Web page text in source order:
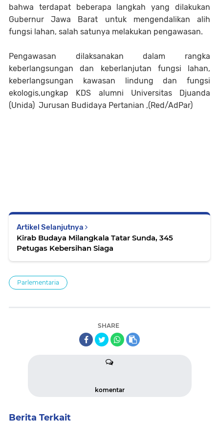
bahwa terdapat beberapa langkah yang dilakukan
Gubernur Jawa Barat untuk mengendalikan alih
fungsi lahan, salah satunya melakukan pengawasan.
Pengawasan dilaksanakan dalam rangka
keberlangsungan dan keberlanjutan fungsi lahan,
keberlangsungan kawasan lindung dan fungsi
ekologis,ungkap KDS alumni Universitas Djuanda
(Unida) Jurusan Budidaya Pertanian ,(Red/AdPar)
Artikel Selanjutnya
Kirab Budaya Milangkala Tatar Sunda, 345
Petugas Kebersihan Siaga
Parlementaria
SHARE
komentar
Berita Terkait